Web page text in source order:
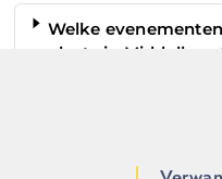
Welke
plaats in